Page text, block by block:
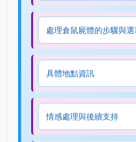
處理倉鼠屍體的步驟與
具體地點資訊
情感處理與後續支持